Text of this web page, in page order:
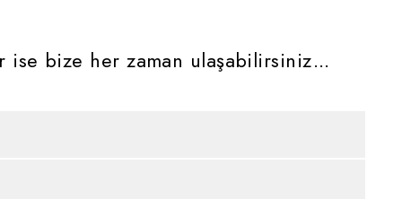
ise bize her zaman ulaşabilirsiniz...